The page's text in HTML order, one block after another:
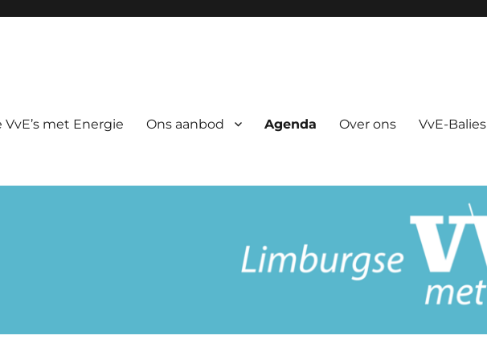
met Energie Ons aanbod Agenda Over ons VvE-Balies